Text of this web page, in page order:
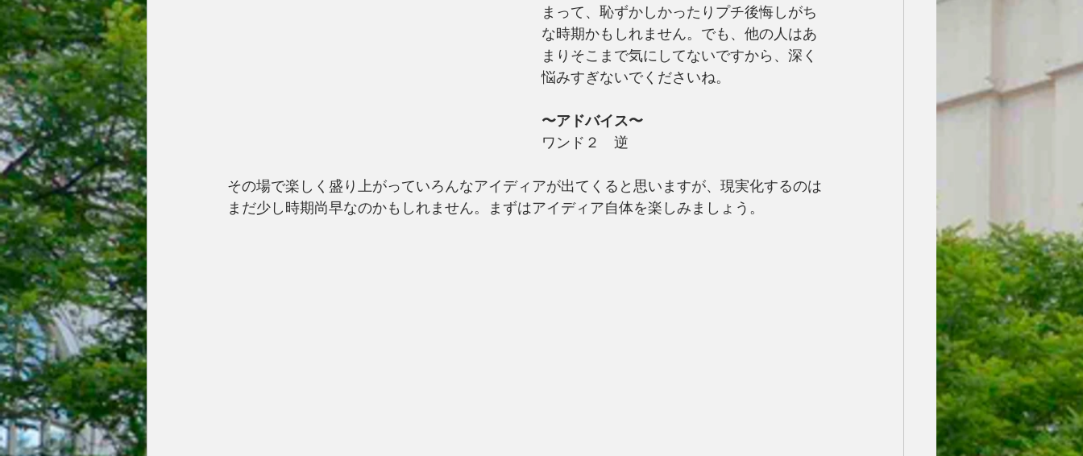
まって、恥ずかしかったりプチ後悔しがち
な時期かもしれません。でも、他の人はあ
まりそこまで気にしてないですから、深く
悩みすぎないでくださいね。
〜アドバイス〜
ワンド２　逆
その場で楽しく盛り上がっていろんなアイディアが出てくると思いますが、現実化するのは
まだ少し時期尚早なのかもしれません。まずはアイディア自体を楽しみましょう。